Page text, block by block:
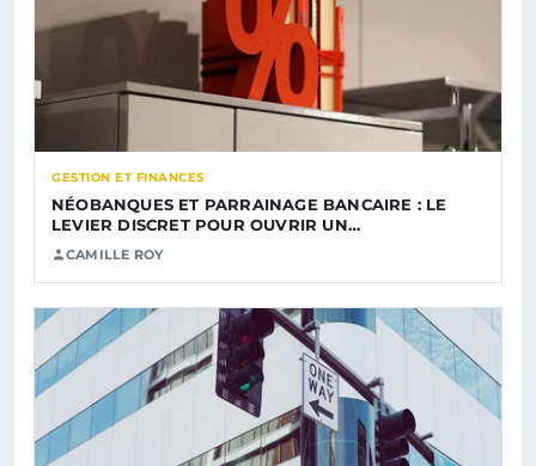
GESTION ET FINANCES
NÉOBANQUES ET PARRAINAGE BANCAIRE : LE
LEVIER DISCRET POUR OUVRIR UN…
CAMILLE ROY